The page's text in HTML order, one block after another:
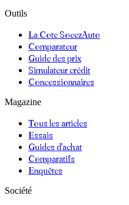
Outils
La Cote SoeezAuto
Comparateur
Guide des prix
Simulateur crédit
Concessionnaires
Magazine
Tous les articles
Essais
Guides d'achat
Comparatifs
Enquêtes
Société